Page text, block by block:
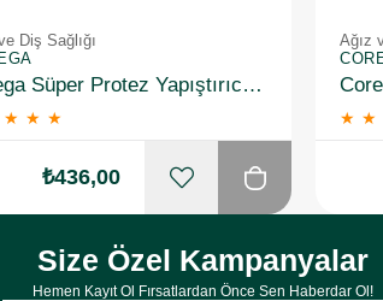
Diş Sağlığı
Corega Süper Protez Yapıştırıcı Naneli Krem 40 Gr 2 Adet
★ ★ ★
₺436,00
Ağız
★ ★
Size Özel Kampanyalar
Hemen Kayıt Ol Fırsatlardan Önce Sen Haberdar Ol!